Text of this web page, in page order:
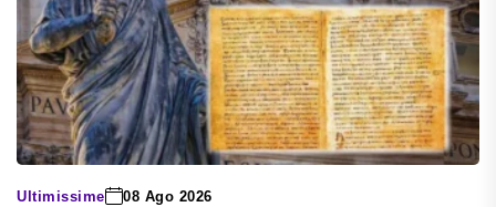
Ultimissime 08 Ago 2026